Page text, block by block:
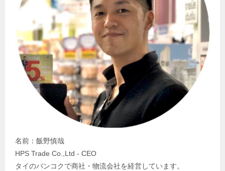
名前：飯野慎哉
HPS Trade Co.,Ltd - CEO
タイのバンコクで商社・物流会社を経営しています。